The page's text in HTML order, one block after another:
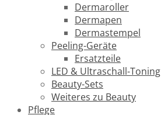
Dermaroller
Dermapen
Dermastempel
Peeling-Geräte
Ersatzteile
LED & Ultraschall-Toning
Beauty-Sets
Weiteres zu Beauty
Pflege